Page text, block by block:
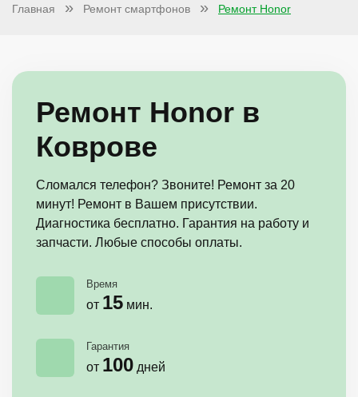
Главная Ремонт смартфонов Ремонт Honor
Ремонт Honor в
Коврове
Сломался телефон? Звоните! Ремонт за 20
минут! Ремонт в Вашем присутствии.
Диагностика бесплатно. Гарантия на работу и
запчасти. Любые способы оплаты.
Время
от 15 мин.
Гарантия
от 100 дней